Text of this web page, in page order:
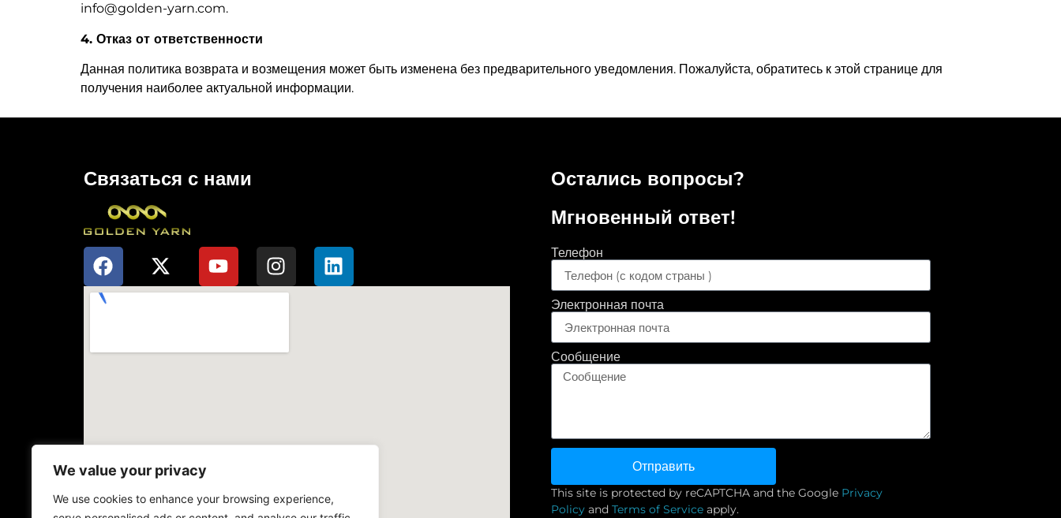
We value your privacy
We use cookies to enhance your browsing experience,
info@golden-yarn.com.
4. Отказ от ответственности
Данная политика возврата и возмещения может быть изменена без предварительного уведомления. Пожалуйста, обратитесь к этой странице для
получения наиболее актуальной информации.
Связаться с нами
Остались вопросы?
Мгновенный ответ!
Телефон
Электронная почта
Сообщение
Отправить
This site is protected by reCAPTCHA and the Google Privacy
Policy andTerms of Service apply.